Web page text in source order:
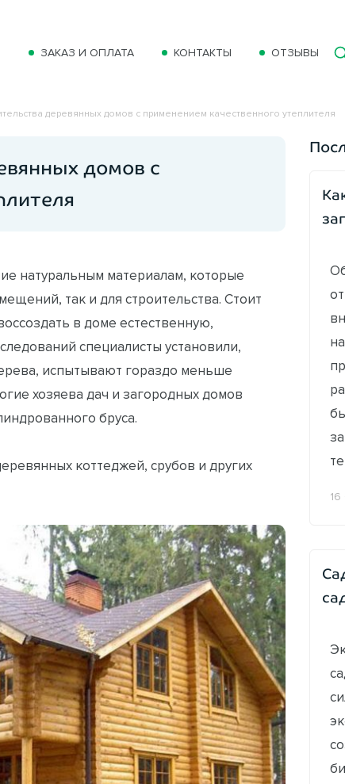
ЗАКАЗ И ОПЛАТА КОНТАКТЫ ОТЗЫВЫ
деревянных домов с применением качественного утеплителя
домов с
натуральным материалам, которые
так и для строительства. Стоит
в доме естественную,
специалисты установили,
испытывают гораздо меньше
хозяева дач и загородных домов
бруса.
коттеджей, срубов и других